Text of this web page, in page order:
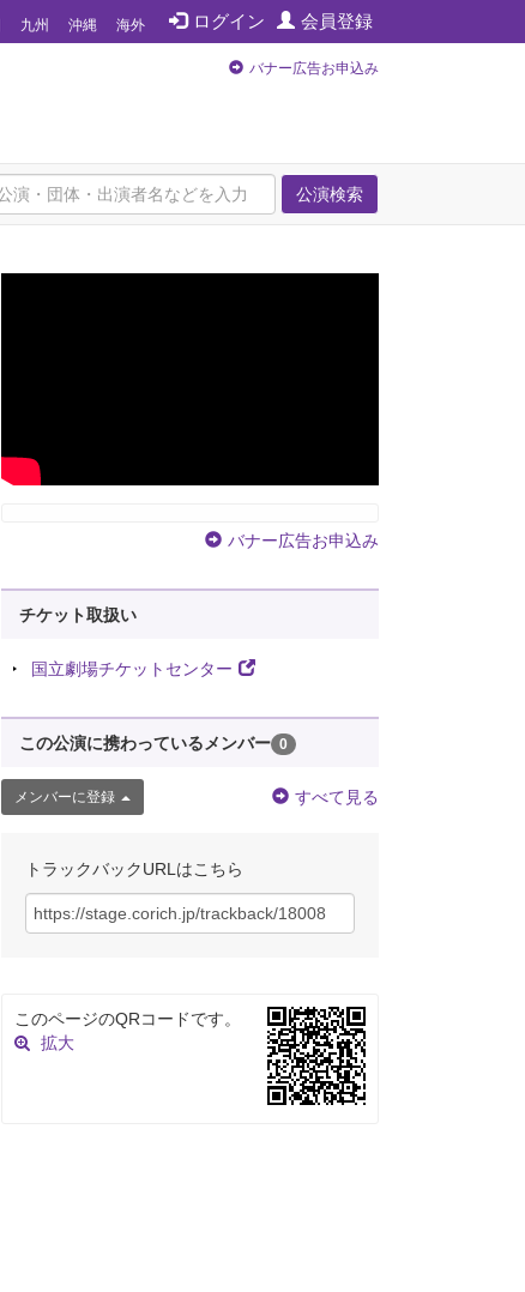
ログイン 会員登録
九州 沖縄 海外
バナー広告お申込み
公演検索
バナー広告お申込み
チケット取扱い
国立劇場チケットセンター
この公演に携わっているメンバー 0
メンバーに登録 すべて見る
トラックバックURLはこちら
このページのQRコードです。
拡大